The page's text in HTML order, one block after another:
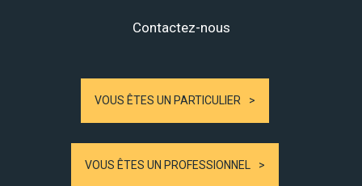
Contactez-nous
VOUS ÊTES UN PARTICULIER
VOUS ÊTES UN PROFESSIONNEL